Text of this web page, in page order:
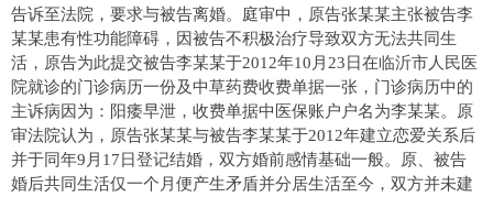
告诉至法院，要求与被告离婚。庭审中，原告张某某主张被告李
某某患有性功能障碍，因被告不积极治疗导致双方无法共同生
活，原告为此提交被告李某某于2012年10月23日在临沂市人民医
院就诊的门诊病历一份及中草药费收费单据一张，门诊病历中的
主诉病因为：阳痿早泄，收费单据中医保账户户名为李某某。原
审法院认为，原告张某某与被告李某某于2012年建立恋爱关系后
并于同年9月17日登记结婚，双方婚前感情基础一般。原、被告
婚后共同生活仅一个月便产生矛盾并分居生活至今，双方并未建